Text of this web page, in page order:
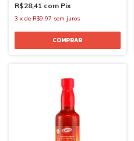
R$28,41 com Pix
3 x de R$9,97 sem juros